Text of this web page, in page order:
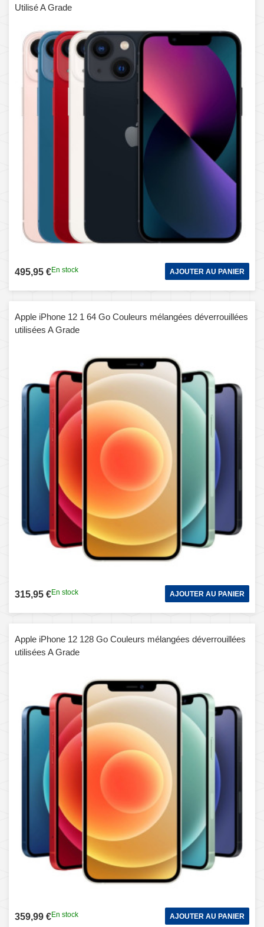
Utilisé A Grade
495,95 €En stock AJOUTER AU PANIER
Apple iPhone 12 1 64 Go Couleurs mélangées déverrouillées
utilisées A Grade
315,95 €En stock AJOUTER AU PANIER
Apple iPhone 12 128 Go Couleurs mélangées déverrouillées
utilisées A Grade
359,99 €En stock AJOUTER AU PANIER